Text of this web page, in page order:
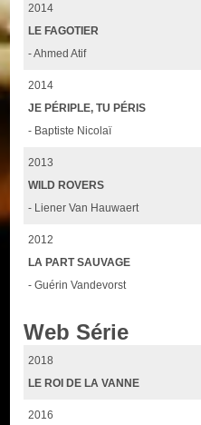
2014
LE FAGOTIER
- Ahmed Atif
2014
JE PÉRIPLE, TU PÉRIS
- Baptiste Nicolaï
2013
WILD ROVERS
- Liener Van Hauwaert
2012
LA PART SAUVAGE
- Guérin Vandevorst
Web Série
2018
LE ROI DE LA VANNE
2016